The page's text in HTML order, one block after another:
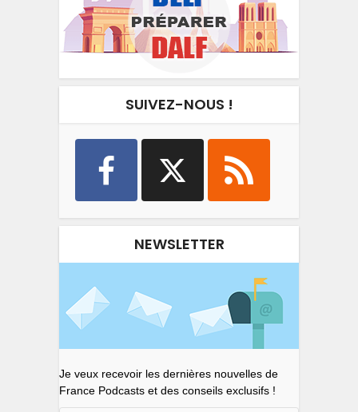
SUIVEZ-NOUS !
NEWSLETTER
Je veux recevoir les dernières nouvelles de
France Podcasts et des conseils exclusifs !